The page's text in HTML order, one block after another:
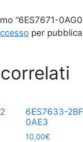
“6ES7671-
per
6ES7633-
0AE3
10,00€